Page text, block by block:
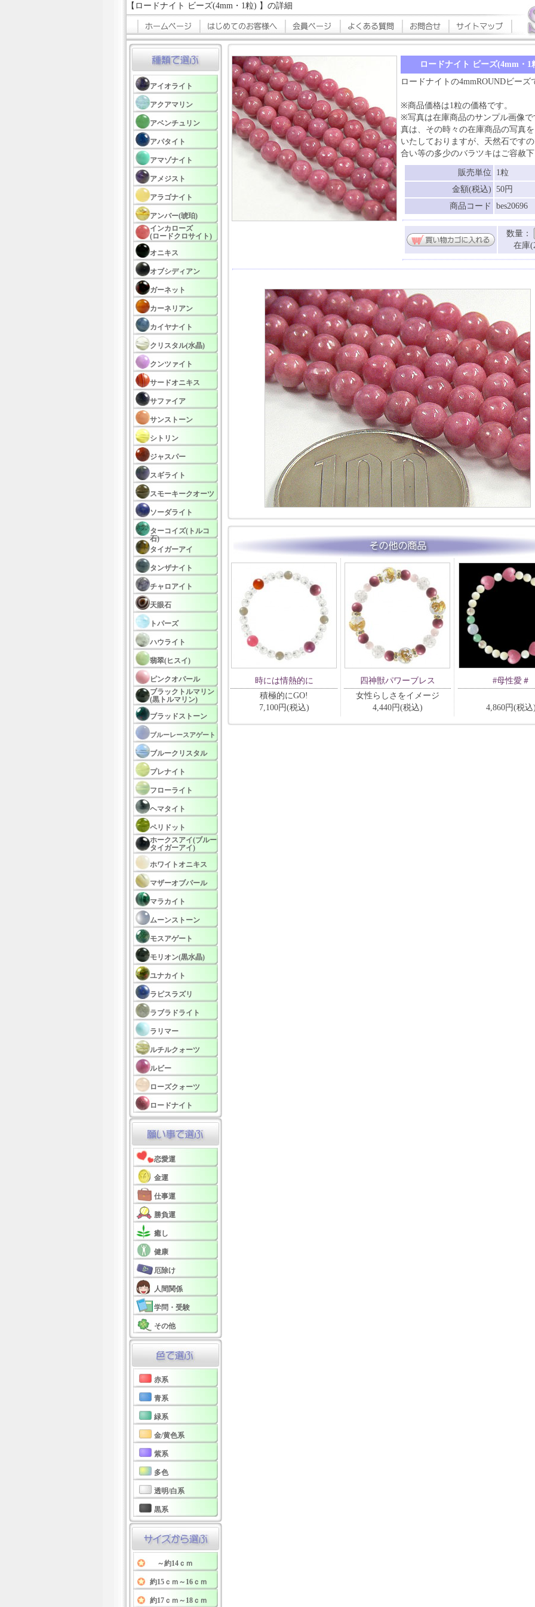
【ロードナイト ビーズ(4mm・1粒) 】の詳細
アイオライト
アクアマリン
アベンチュリン
アパタイト
アマゾナイト
アメジスト
アラゴナイト
アンバー(琥珀)
インカローズ
(ロードクロサイト)
オニキス
オブシディアン
ガーネット
カーネリアン
カイヤナイト
クリスタル(水晶)
クンツァイト
サードオニキス
サファイア
サンストーン
シトリン
ジャスパー
スギライト
スモーキークオーツ
ソーダライト
ターコイズ(トルコ
石)
タイガーアイ
タンザナイト
チャロアイト
天眼石
トパーズ
ハウライト
翡翠(ヒスイ)
ピンクオパール
ブラックトルマリン
(黒トルマリン)
ブラッドストーン
ブルーレースアゲート
ブルークリスタル
プレナイト
フローライト
ヘマタイト
ペリドット
ホークスアイ(ブルー
タイガーアイ)
ホワイトオニキス
マザーオブパール
マラカイト
ムーンストーン
モスアゲート
モリオン(黒水晶)
ユナカイト
ラピスラズリ
ラブラドライト
ラリマー
ルチルクォーツ
ルビー
ローズクォーツ
ロードナイト
恋愛運
金運
仕事運
勝負運
癒し
健康
厄除け
人間関係
学問・受験
その他
赤系
青系
緑系
金/黄色系
紫系
多色
透明/白系
黒系
～約14ｃｍ
約15ｃｍ～16ｃｍ
約17ｃｍ～18ｃｍ
ロードナイト ビーズ(4mm・1
ロードナイトの4mmROUNDビーズ
※商品価格は1粒の価格です。
※写真は在庫商品のサンプル画像で
真は、その時々の在庫商品の写真
いたしておりますが、天然石です
合い等の多少のバラツキはご容赦
販売単位
1粒
金額(税込) 50円
商品コード
bes20696
数量：
在庫
時には情熱的に
積極的にGO!
7,100円(税込)
四神獣パワーブレス
女性らしさをイメージ
4,440円(税込)
#母性愛＃
4,860円(税込